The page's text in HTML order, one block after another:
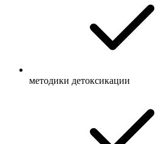
методики детоксикации